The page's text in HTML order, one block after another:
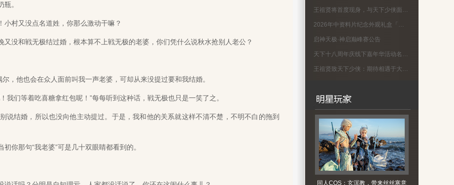
。
村又没点名道姓，你那么激动干嘛？
和戦无极结过婚，根本算不上戦无极的老婆，你们凭什么说秋水抢别人老公？
他也会在众人面前叫我一声老婆，可却从来没提过要和我结婚。
们等着吃喜糖拿红包呢！”每每听到这种话，戦无极也只是一笑了之。
结婚，所以也没向他主动提过。于是，我和他的关系就这样不清不楚，不明不白的拖到
那句“我老婆”可是几十双眼睛都看到的。
王祖贤将首度现身，与天下少侠面对面！
2026年中资料片纪念外观礼盒「蜀渊问剑」现已上线！
启神天极·神启巅峰赛公告
天下十八周年庆线下嘉年华活动名单公示
王祖贤致天下少侠：期待相遇于大荒！18周年专属问候请查收
同人COS：玄溟教，带来丝丝寒意